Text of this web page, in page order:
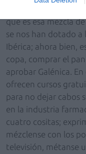
que es esa mezcla
se nos han dotado a
Ibérica; ahora bien,
copa, comprar el
aprobar Galénica.
ofrecen cursos
para no dejar cabos
en la industria
cuatro cositas;
mézclense con los
televisión, métanse